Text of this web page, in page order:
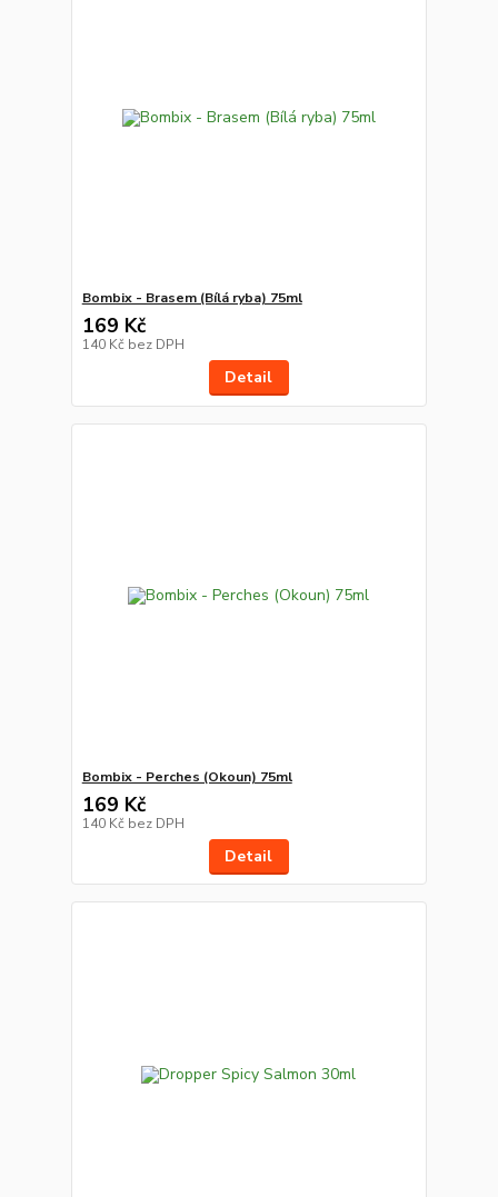
Bombix - Brasem (Bílá ryba) 75ml
169 Kč
140 Kč bez DPH
Detail
Bombix - Perches (Okoun) 75ml
169 Kč
140 Kč bez DPH
Detail